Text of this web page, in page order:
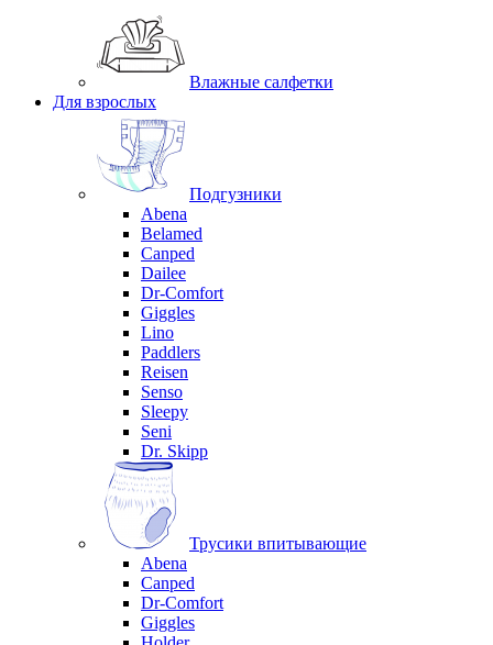
Влажные салфетки
Для взрослых
Подгузники
Abena
Belamed
Canped
Dailee
Dr-Comfort
Giggles
Lino
Paddlers
Reisen
Senso
Sleepy
Seni
Dr. Skipp
Трусики впитывающие
Abena
Canped
Dr-Comfort
Giggles